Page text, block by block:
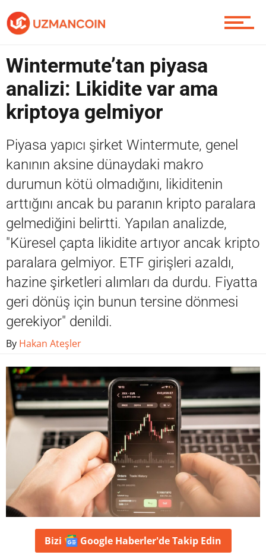
Piyasa
Soru Sor
Contact / İletişim
Wintermute’tan piyasa
analizi: Likidite var ama
kriptoya gelmiyor
Piyasa yapıcı şirket Wintermute, genel
kanının aksine dünaydaki makro
durumun kötü olmadığını, likiditenin
arttığını ancak bu paranın kripto paralara
gelmediğini belirtti. Yapılan analizde,
"Küresel çapta likidite artıyor ancak kripto
paralara gelmiyor. ETF girişleri azaldı,
hazine şirketleri alımları da durdu. Fiyatta
geri dönüş için bunun tersine dönmesi
gerekiyor" denildi.
By Hakan Ateşler
Bizi Google Haberler'deTakip Edin